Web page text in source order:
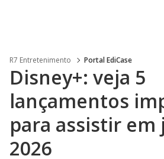
R7 Entretenimento Portal EdiCase
Disney+: veja 5
lançamentos
para assistir em
2026